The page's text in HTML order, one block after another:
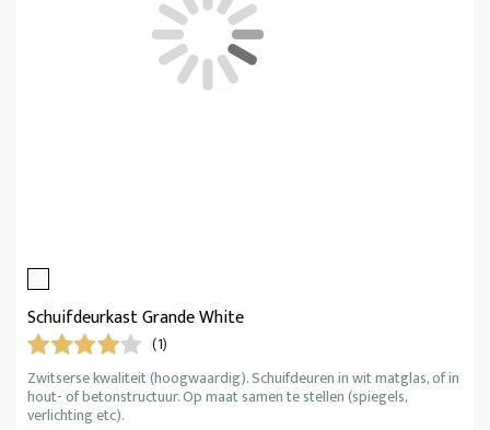
Schuifdeurkast Grande White
(1)
Zwitserse kwaliteit (hoogwaardig). Schuifdeuren in wit matglas, of in
hout- of betonstructuur. Op maat samen te stellen (spiegels,
verlichting etc).